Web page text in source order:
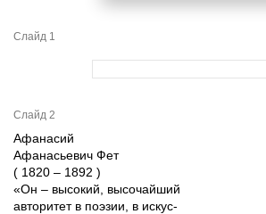
Слайд 1
Слайд 2
Афанасий
Афанасьевич Фет
( 1820 – 1892 )
«Он – высокий, высочайший
авторитет в поэзии, в искус-